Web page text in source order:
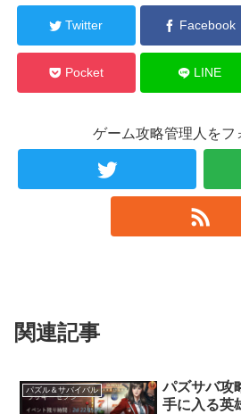
Twitter Facebook
Pocket LINE
ゲーム攻略管理人をフ
関連記事
パズル＆サバイバル
パズサバ
手に入る英